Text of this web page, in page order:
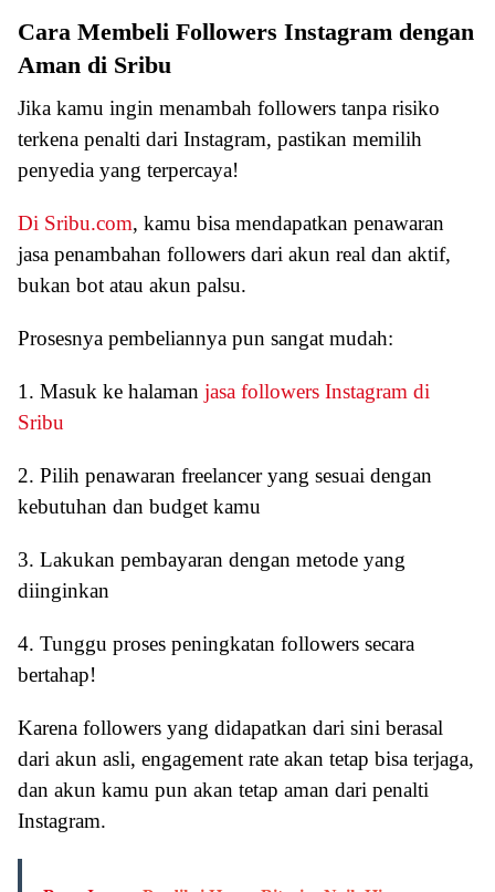
Cara Membeli Followers Instagram dengan
Aman di Sribu
Jika kamu ingin menambah followers tanpa risiko
terkena penalti dari Instagram, pastikan memilih
penyedia yang terpercaya!
Di Sribu.com, kamu bisa mendapatkan penawaran
jasa penambahan followers dari akun real dan aktif,
bukan bot atau akun palsu.
Prosesnya pembeliannya pun sangat mudah:
1. Masuk ke halaman jasa followers Instagram di
Sribu
2. Pilih penawaran freelancer yang sesuai dengan
kebutuhan dan budget kamu
3. Lakukan pembayaran dengan metode yang
diinginkan
4. Tunggu proses peningkatan followers secara
bertahap!
Karena followers yang didapatkan dari sini berasal
dari akun asli, engagement rate akan tetap bisa terjaga,
dan akun kamu pun akan tetap aman dari penalti
Instagram.